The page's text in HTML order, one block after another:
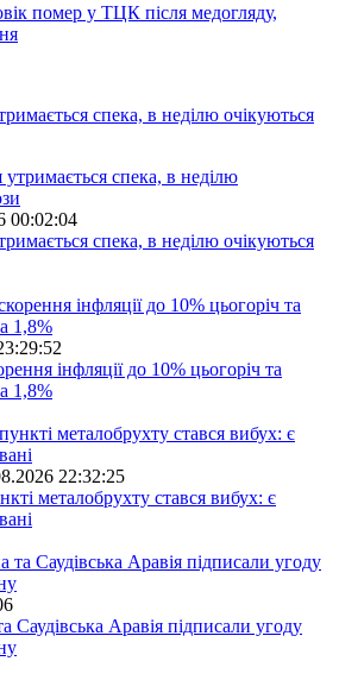
помер у ТЦК після медогляду,
спека, в неділю очікуються
00:02:04
спека, в неділю очікуються
інфляції до 10% цьогоріч та
1,8%
22:32:25
металобрухту стався вибух: є
Саудівська Аравія підписали угоду